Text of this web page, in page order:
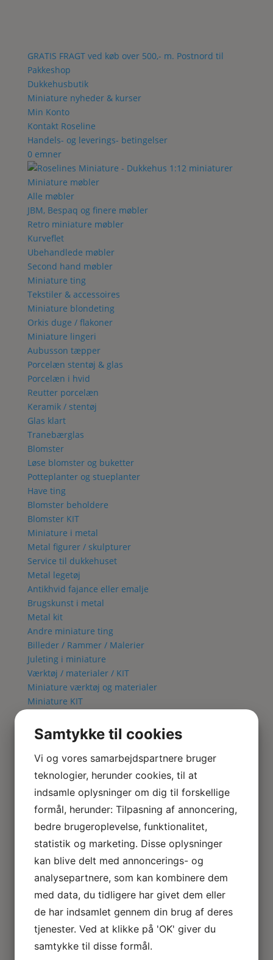
GRATIS FRAGT ved køb over 500,- m. Postnord til
Pakkeshop
Dukkehusbutik
Miniature nyheder & kurser
Min Konto
Kontakt Roseline
Handels- og leverings- betingelser
0 emner
Miniature møbler
Alle møbler
JBM, Bespaq og finere møbler
Retro miniature møbler
Kurveflet
Ubehandlede møbler
Second hand møbler
Miniature ting
Tekstiler & accessoires
Miniature blondeting
Orkis duge / flakoner
Miniature lingeri
Aubusson tæpper
Porcelæn stentøj & glas
Porcelæn i hvid
Reutter porcelæn
Keramik / stentøj
Glas klart
Tranebærglas
Blomster
Løse blomster og buketter
Potteplanter og stueplanter
Have ting
Blomster beholdere
Blomster KIT
Miniature i metal
Metal figurer / skulpturer
Service til dukkehuset
Metal legetøj
Antikhvid fajance eller emalje
Brugskunst i metal
Metal kit
Andre miniature ting
Billeder / Rammer / Malerier
Juleting i miniature
Værktøj / materialer / KIT
Miniature værktøj og materialer
Miniature KIT
Fuglebur KIT
Lampe KIT
Metal kit
Lamper & El
Alle Lamper
Bordlamper
Væglamper
Loftlamper
Lysekroner
Gulvlamper
LED lamper
Roseline miniaturelamper
Lampe KIT
El tilbehør
Miniature rum
Café
Samtykke til cookies
Vi og vores samarbejdspartnere bruger
teknologier, herunder cookies, til at
indsamle oplysninger om dig til forskellige
formål, herunder: Tilpasning af annoncering,
bedre brugeroplevelse, funktionalitet,
statistik og marketing. Disse oplysninger
kan blive delt med annoncerings- og
analysepartnere, som kan kombinere dem
med data, du tidligere har givet dem eller
de har indsamlet gennem din brug af deres
tjenester. Ved at klikke på 'OK' giver du
samtykke til disse formål.